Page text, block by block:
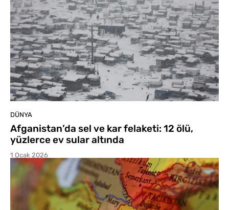
DÜNYA
Afganistan’da sel ve kar felaketi: 12 ölü,
yüzlerce ev sular altında
1 Ocak 2026